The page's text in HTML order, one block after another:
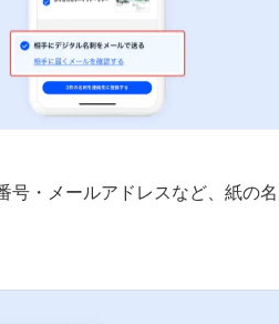
・メールアドレスなど、紙の名